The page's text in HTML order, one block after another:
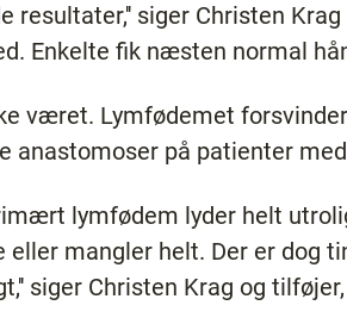
resultater,'' siger Christen
Enkelte fik næsten normal
været. Lymfødemet
anastomoser på patienter
lymfødem lyder helt
mangler helt. Der er dog
siger Christen Krag og